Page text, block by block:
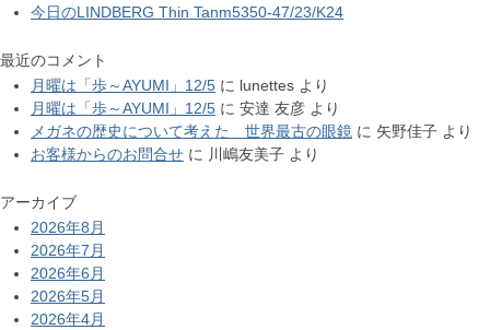
今日のLINDBERG Thin Tanm5350-47/23/K24
最近のコメント
月曜は「歩～AYUMI」12/5 に lunettes より
月曜は「歩～AYUMI」12/5 に 安達 友彦 より
メガネの歴史について考えた 世界最古の眼鏡 に 矢野佳子 より
お客様からのお問合せ に 川嶋友美子 より
アーカイブ
2026年8月
2026年7月
2026年6月
2026年5月
2026年4月